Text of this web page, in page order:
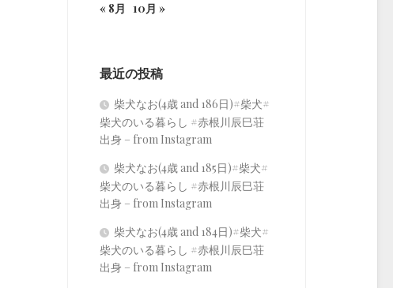
« 8月 10月 »
最近の投稿
柴犬なお(4歳 and 186日)#柴犬#
柴犬のいる暮らし #赤根川辰巳荘
出身 – from Instagram
柴犬なお(4歳 and 185日)#柴犬#
柴犬のいる暮らし #赤根川辰巳荘
出身 – from Instagram
柴犬なお(4歳 and 184日)#柴犬#
柴犬のいる暮らし #赤根川辰巳荘
出身 – from Instagram